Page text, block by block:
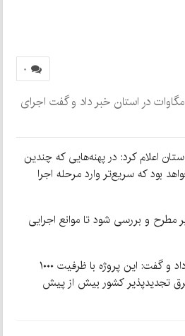
۰
معاون هماهنگی امور عمرانی استاندار کرمان از تصویب مقدمات احداث نخستین نیروگاه خورشیدی متمرکز (CSP) کشور با ظرفیت ۱۰۰۰ مگاوات در استان خبر داد و گفت اجرای
اعلام کرد: در پهنه‌هایی که چندین
بود که سریع‌تر وارد مرحله اجرا
مطرح و بررسی شود تا موانع اجرایی
ذاکری همچنین از تصویب مقدمات احداث نخستین نیروگاه خورشیدی متمرکز (CSP) کشور در کارگروه نیروگاه‌های تجدیدپذیر استان خبر داد و گفت: این پروژه با ظرفیت ۱۰۰۰
تجدیدپذیر کشور بیش از پیش